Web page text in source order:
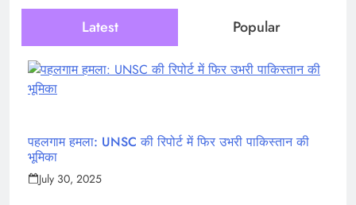
Latest Popular
पहलगाम हमला: UNSC की रिपोर्ट में फिर उभरी पाकिस्तान की
भूमिका
July 30, 2025